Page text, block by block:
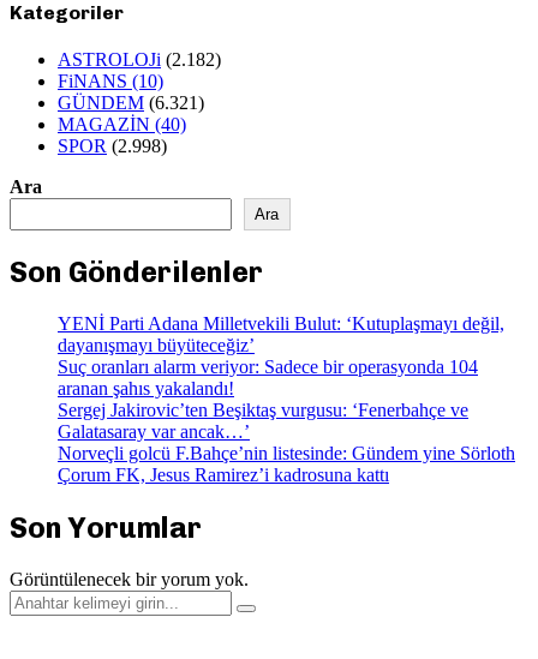
Kategoriler
ASTROLOJi (2.182)
FiNANS (10)
GÜNDEM (6.321)
MAGAZİN (40)
SPOR (2.998)
Ara
Ara
Son Gönderilenler
YENİ Parti Adana Milletvekili Bulut: ‘Kutuplaşmayı değil,
dayanışmayı büyüteceğiz’
Suç oranları alarm veriyor: Sadece bir operasyonda 104
aranan şahıs yakalandı!
Sergej Jakirovic’ten Beşiktaş vurgusu: ‘Fenerbahçe ve
Galatasaray var ancak…’
Norveçli golcü F.Bahçe’nin listesinde: Gündem yine Sörloth
Çorum FK, Jesus Ramirez’i kadrosuna kattı
Son Yorumlar
Görüntülenecek bir yorum yok.
Search
for:
Search